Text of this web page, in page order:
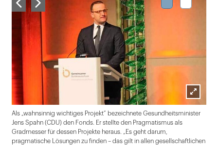
Lightbox
öffnen
Als „wahnsinnig wichtiges Projekt“ bezeichnete Gesundheitsminister
Jens Spahn (CDU) den Fonds. Er stellte den Pragmatismus als
Gradmesser für dessen Projekte heraus. „Es geht darum,
pragmatische Lösungen zu finden – das gilt in allen gesellschaftlichen